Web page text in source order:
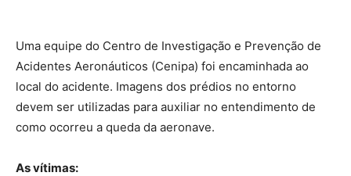
Uma equipe do Centro de Investigação e Prevenção de
Acidentes Aeronáuticos (Cenipa) foi encaminhada ao
local do acidente. Imagens dos prédios no entorno
devem ser utilizadas para auxiliar no entendimento de
como ocorreu a queda da aeronave.
As vítimas: